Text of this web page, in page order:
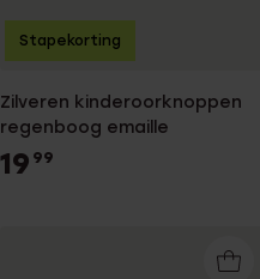
Zilveren kinderoorknoppen
regenboog emaille
19 99
Stapekorting